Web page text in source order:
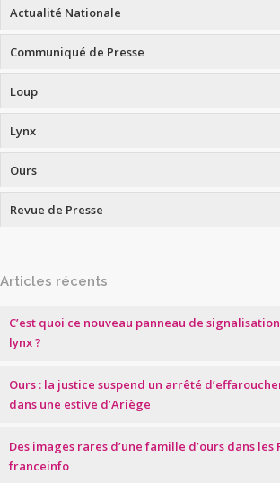
Actualité Nationale
Communiqué de Presse
Loup
Lynx
Ours
Revue de Presse
Articles récents
C’est quoi ce nouveau panneau de
lynx ?
Ours : la justice suspend un arrêté
dans une estive d’Ariège
Des images rares d’une famille d’ours dans les
franceinfo